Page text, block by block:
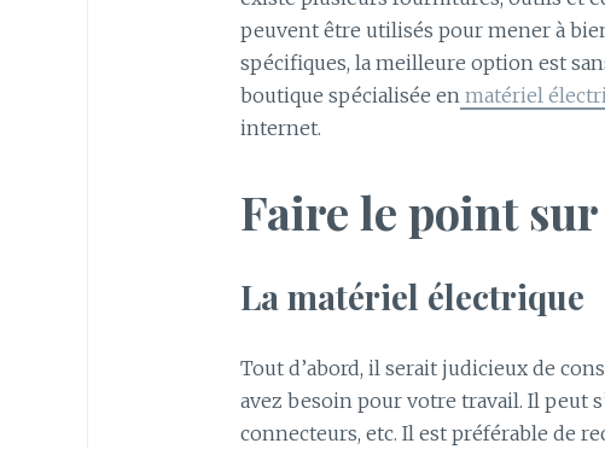
peuvent être utilisés pour mener à
spécifiques, la meilleure option est
boutique spécialisée en matériel
internet.
Faire le point sur
La matériel électrique
Tout d’abord, il serait judicieux de
avez besoin pour votre travail. Il peut
connecteurs, etc. Il est préférable de